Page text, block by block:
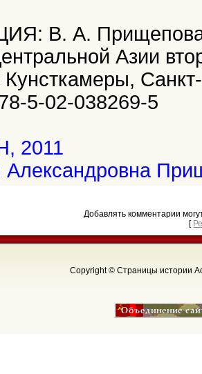
В. А.
Азии
Кунсткамеры,
5-02-038269-5
2011
Добавлять комментарии
[
Copyright © Страницы истории